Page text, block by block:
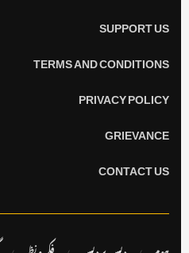
SUPPORT US
TERMS AND CONDITIONS
PRIVACY POLICY
GRIEVANCE
CONTACT US